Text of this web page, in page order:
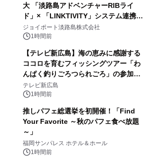
大 「淡路島アドベンチャーRIBライ
ド」× 「LINKTIVITY」システム連携を
開始！
ジョイポート淡路島株式会社
1時間前
【テレビ新広島】海の恵みに感謝する
ココロを育むフィッシングツアー「わ
んぱく釣りごろつられごろ」の参加小
学生を募集
テレビ新広島
1時間前
推しパフェ総選挙を初開催！「Find
Your Favorite ～秋のパフェ食べ放題
～」
福岡サンパレス ホテル＆ホール
1時間前